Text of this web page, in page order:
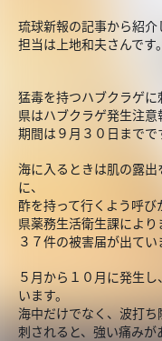
琉球新報の記事から紹介
担当は上地和夫さんです。
猛毒を持つハブクラゲに
県はハブクラゲ発生注意
期間は９月３０日までで
海に入るときは肌の露
に、
酢を持って行くよう呼び
県薬務生活衛生課によ
３７件の被害届が出てい
５月から１０月に発生
います。
海中だけでなく、波打ち
刺されると、強い痛みが